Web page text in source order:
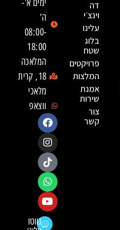
דה
וינצ׳י
עלינו
בלוג
שטח
פרויקטים
המלצות
אמנת
שירות
צור
קשר
ה'
08:00-
18:00
המלאכה
18, קרית
מלאכי
ווצאפ
נווטו